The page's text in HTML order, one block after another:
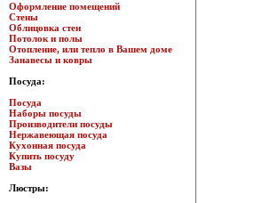
Оформление помещений
Стены
Облицовка стен
Потолок и полы
Отопление, или тепло в Вашем доме
Занавесы и ковры
Посуда:
Посуда
Наборы посуды
Производители посуды
Нержавеющая посуда
Кухонная посуда
Купить посуду
Вазы
Люстры: